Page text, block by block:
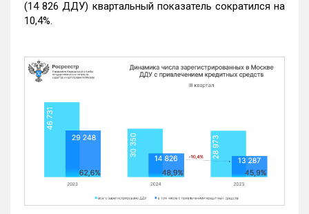
(14 826 ДДУ) квартальный показатель сократился на
10,4%.